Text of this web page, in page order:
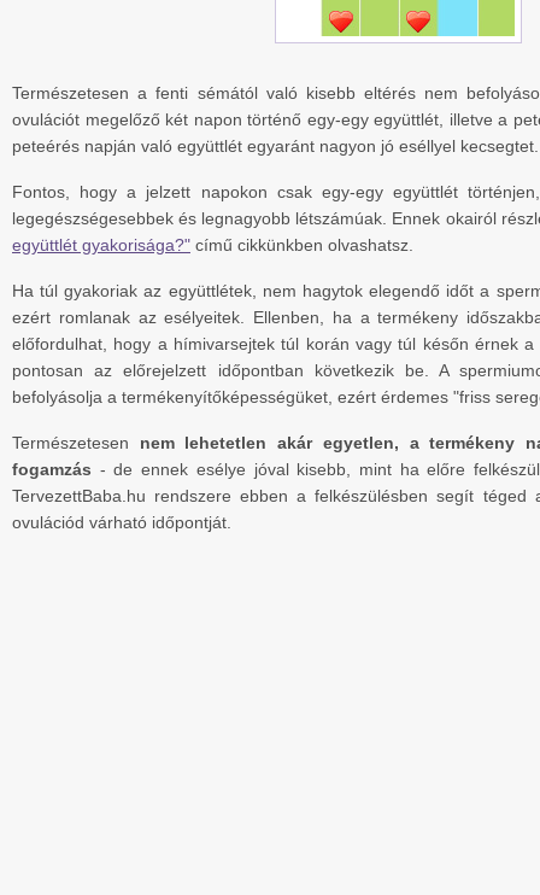
Természetesen a fenti sémától való kisebb eltérés nem
ovulációt megelőző két napon történő egy-egy együttlét, illetve a
peteérés napján való együttlét egyaránt nagyon jó eséllyel kecsegtet.
Fontos, hogy a jelzett napokon csak egy-egy együttlét
legegészségesebbek és legnagyobb létszámúak. Ennek okairól
együttlét gyakorisága?" című cikkünkben olvashatsz.
Ha túl gyakoriak az együttlétek, nem hagytok elegendő időt a
ezért romlanak az esélyeitek. Ellenben, ha a termékeny
előfordulhat, hogy a hímivarsejtek túl korán vagy túl későn érnek
pontosan az előrejelzett időpontban következik be. A
befolyásolja a termékenyítőképességüket, ezért érdemes "friss
Természetesen nem lehetetlen akár egyetlen, a termékeny
fogamzás - de ennek esélye jóval kisebb, mint ha előre
TervezettBaba.hu rendszere ebben a felkészülésben segít
ovulációd várható időpontját.